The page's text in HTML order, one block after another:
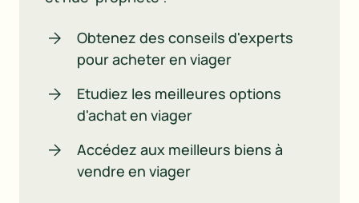
Obtenez des conseils d'experts
pour acheter en viager
Etudiez les meilleures options
d'achat en viager
Accédez aux meilleurs biens à
vendre en viager